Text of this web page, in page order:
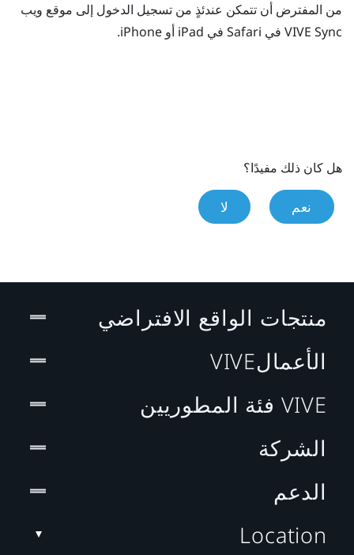
من المفترض أن تتمكن عندئذٍ من تسجيل الدخول إلى موقع ويب
VIVE Sync في Safari في iPad أو iPhone
.
هل كان ذلك مفيدًا؟
نعم لا
منتجات الواقع الافتراضي
الأعمالVIVE
VIVE فئة المطوريين
الشركة
الدعم
Location